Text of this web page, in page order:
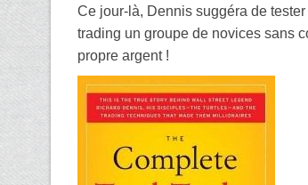
Ce jour-là, Dennis suggéra de
trading un groupe de novices sans
propre argent !